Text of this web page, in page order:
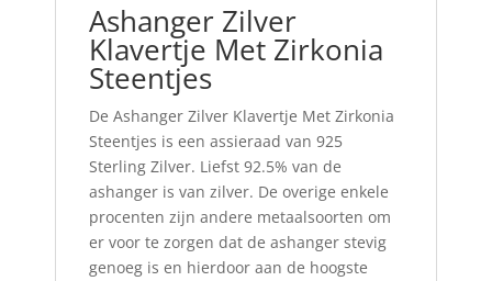
Ashanger Zilver
Klavertje Met Zirkonia
Steentjes
De Ashanger Zilver Klavertje Met Zirkonia
Steentjes is een assieraad van 925
Sterling Zilver. Liefst 92.5% van de
ashanger is van zilver. De overige enkele
procenten zijn andere metaalsoorten om
er voor te zorgen dat de ashanger stevig
genoeg is en hierdoor aan de hoogste